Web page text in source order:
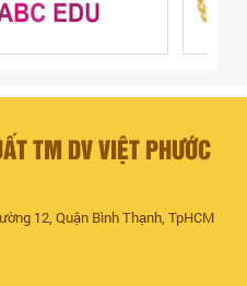
TM DV VIỆT PHƯỚC
12, Quận Bình Thạnh, TpHCM